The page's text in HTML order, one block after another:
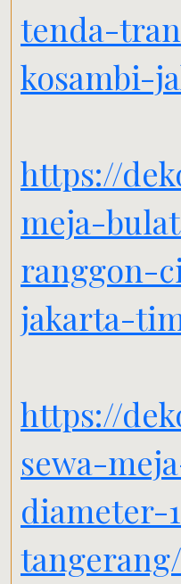
tenda-
kosambi-
https://
meja-
ranggon-
jakarta-
https://
sewa-
diameter-
tangerang/